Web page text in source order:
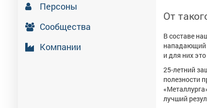
Персоны
Сообщества
Компании
От
В составе
нападающий
и для них
25-летний
полезности
лучший